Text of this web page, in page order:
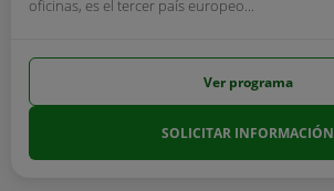
oficinas, es el tercer país europeo...
Ver programa
SOLICITAR INFORMACIÓN